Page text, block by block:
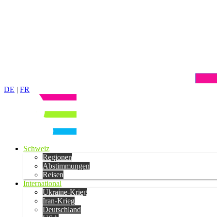
DE | FR
Schweiz
Regionen
Abstimmungen
Reisen
International
Ukraine-Krieg
Iran-Krieg
Deutschland